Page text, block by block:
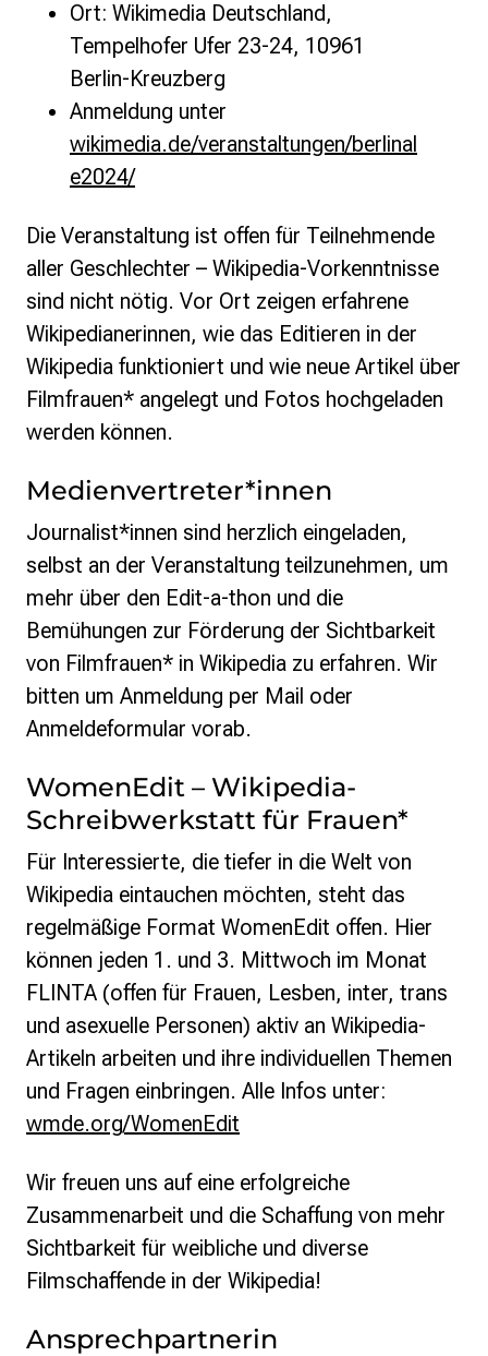
Ort: Wikimedia Deutschland,
Tempelhofer Ufer 23-24, 10961
Berlin-Kreuzberg
Anmeldung unter
wikimedia.de/veranstaltungen/berlinal
e2024/
Die Veranstaltung ist offen für Teilnehmende
aller Geschlechter – Wikipedia-Vorkenntnisse
sind nicht nötig. Vor Ort zeigen erfahrene
Wikipedianerinnen, wie das Editieren in der
Wikipedia funktioniert und wie neue Artikel über
Filmfrauen* angelegt und Fotos hochgeladen
werden können.
Medienvertreter*innen
Journalist*innen sind herzlich eingeladen,
selbst an der Veranstaltung teilzunehmen, um
mehr über den Edit-a-thon und die
Bemühungen zur Förderung der Sichtbarkeit
von Filmfrauen* in Wikipedia zu erfahren. Wir
bitten um Anmeldung per Mail oder
Anmeldeformular vorab.
WomenEdit – Wikipedia-
Schreibwerkstatt für Frauen*
Für Interessierte, die tiefer in die Welt von
Wikipedia eintauchen möchten, steht das
regelmäßige Format WomenEdit offen. Hier
können jeden 1. und 3. Mittwoch im Monat
FLINTA (offen für Frauen, Lesben, inter, trans
und asexuelle Personen) aktiv an Wikipedia-
Artikeln arbeiten und ihre individuellen Themen
und Fragen einbringen. Alle Infos unter:
wmde.org/WomenEdit
Wir freuen uns auf eine erfolgreiche
Zusammenarbeit und die Schaffung von mehr
Sichtbarkeit für weibliche und diverse
Filmschaffende in der Wikipedia!
Ansprechpartnerin